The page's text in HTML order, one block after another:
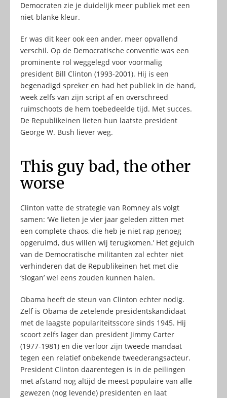
Democraten zie je duidelijk meer publiek met een
niet-blanke kleur.
Er was dit keer ook een ander, meer opvallend
verschil. Op de Democratische conventie was een
prominente rol weggelegd voor voormalig
president Bill Clinton (1993-2001). Hij is een
begenadigd spreker en had het publiek in de hand,
week zelfs van zijn script af en overschreed
ruimschoots de hem toebedeelde tijd. Met succes.
De Republikeinen lieten hun laatste president
George W. Bush liever weg.
This guy bad, the other
worse
Clinton vatte de strategie van Romney als volgt
samen: ‘We lieten je vier jaar geleden zitten met
een complete chaos, die heb je niet rap genoeg
opgeruimd, dus willen wij terugkomen.’ Het gejuich
van de Democratische militanten zal echter niet
verhinderen dat de Republikeinen het met die
‘slogan’ wel eens zouden kunnen halen.
Obama heeft de steun van Clinton echter nodig.
Zelf is Obama de zetelende presidentskandidaat
met de laagste populariteitsscore sinds 1945. Hij
scoort zelfs lager dan president Jimmy Carter
(1977-1981) en die verloor zijn tweede mandaat
tegen een relatief onbekende tweederangsacteur.
President Clinton daarentegen is in de peilingen
met afstand nog altijd de meest populaire van alle
gewezen (nog levende) presidenten en laat